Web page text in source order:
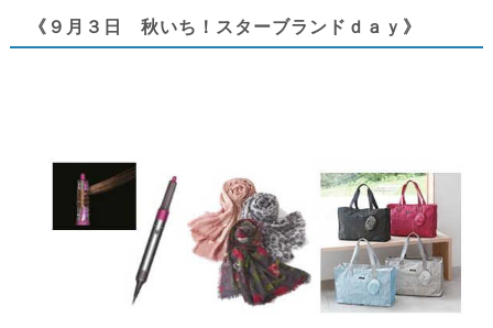
《９月３日 秋いち！スターブランドｄａｙ》